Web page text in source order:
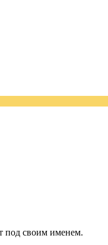
под своим именем.